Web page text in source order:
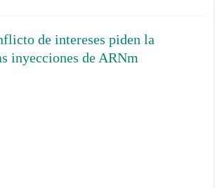
de intereses piden la
inyecciones de ARNm